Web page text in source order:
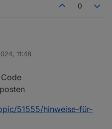
0
das ganze zu installieren,
der Anleitung vorgegangen
Werte auch eingetragen.
gibt es auch
freuen.
:)
11:48
51555/hinweise-für-